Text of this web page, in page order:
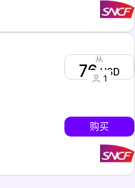
从
76USD
1
购买